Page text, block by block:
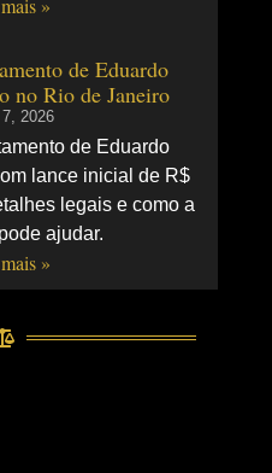
»
de Eduardo
no Rio de Janeiro
2026
de Eduardo
lance inicial de R$
legais e como a
ajudar.
»